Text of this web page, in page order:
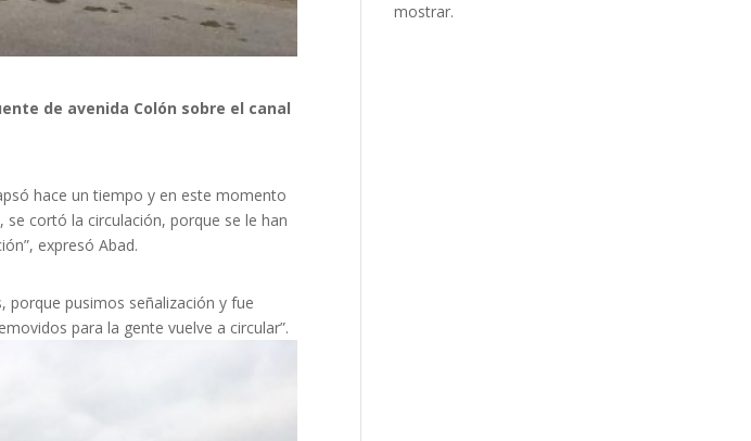
de avenida Colón sobre el canal
hace un tiempo y en este momento
cortó la circulación, porque se le han
expresó Abad.
porque pusimos señalización y fue
para la gente vuelve a circular”.
mostrar.